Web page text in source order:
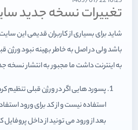
تغییرات نسخه جدید
شاید برای بسیاری از کاربران قدیمی این
باشد ولی در اصل به خاطر بهینه نبود ورژن
به اینترنت داشت ما مجبور به انتشار نسخه
پسورد هایی اگر در ورژن قبلی تنظیم
استفاده نیست و از کد برای ورود
بعد از ورود می تونید از داخل